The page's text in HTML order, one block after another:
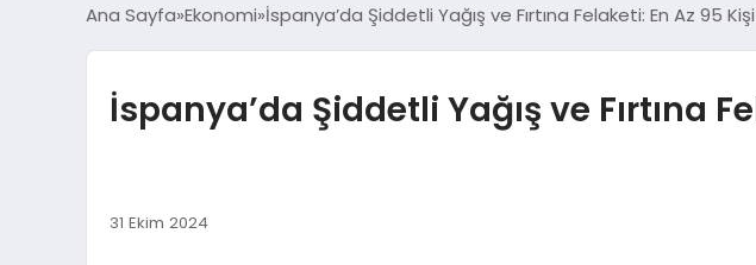
Ana Sayfa Ekonomi İspanya’da Şiddetli Yağış ve Fırtına Felaketi: En Az 95
İspanya’da Şiddetli Yağış ve Fırtına
31 Ekim 2024